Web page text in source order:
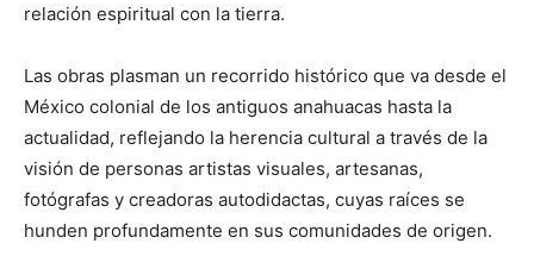
relación espiritual con la tierra.
Las obras plasman un recorrido histórico que va desde el
México colonial de los antiguos anahuacas hasta la
actualidad, reflejando la herencia cultural a través de la
visión de personas artistas visuales, artesanas,
fotógrafas y creadoras autodidactas, cuyas raíces se
hunden profundamente en sus comunidades de origen.